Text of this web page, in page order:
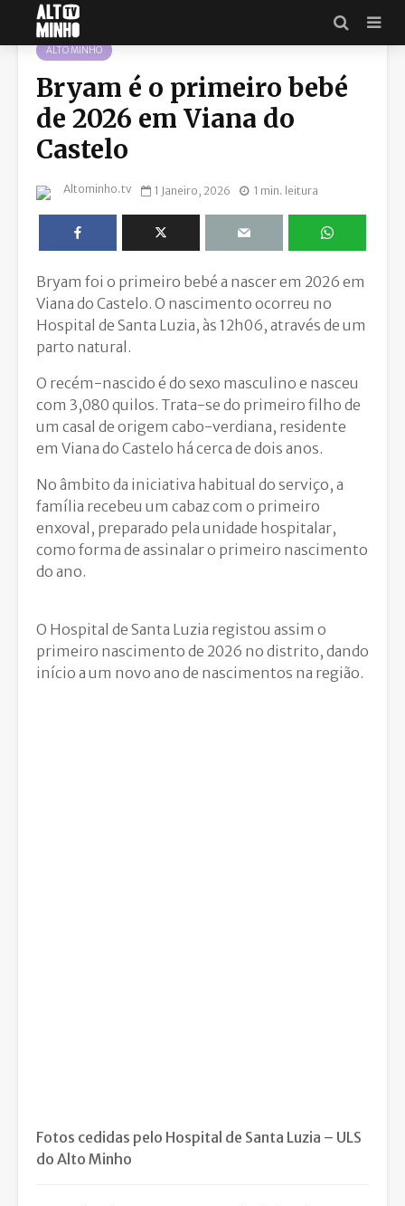
ALTO MINHO
Bryam é o primeiro bebé
de 2026 em Viana do
Castelo
Altominho.tv 1 Janeiro, 2026 1 min. leitura
Bryam foi o primeiro bebé a nascer em 2026 em
Viana do Castelo. O nascimento ocorreu no
Hospital de Santa Luzia, às 12h06, através de um
parto natural.
O recém-nascido é do sexo masculino e nasceu
com 3,080 quilos. Trata-se do primeiro filho de
um casal de origem cabo-verdiana, residente
em Viana do Castelo há cerca de dois anos.
No âmbito da iniciativa habitual do serviço, a
família recebeu um cabaz com o primeiro
enxoval, preparado pela unidade hospitalar,
como forma de assinalar o primeiro nascimento
do ano.
O Hospital de Santa Luzia registou assim o
primeiro nascimento de 2026 no distrito, dando
início a um novo ano de nascimentos na região.
Fotos cedidas pelo Hospital de Santa Luzia – ULS
do Alto Minho